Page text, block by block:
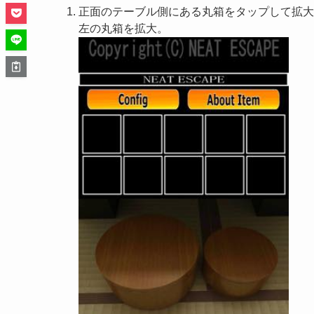
正面のテーブル側にある丸箱をタップして拡
左の丸箱を拡大。